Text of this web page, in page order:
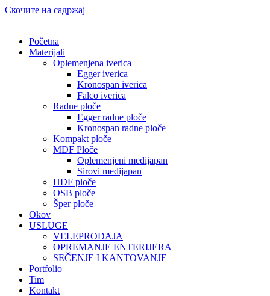
Скочите на садржај
Početna
Materijali
Oplemenjena iverica
Egger iverica
Kronospan iverica
Falco iverica
Radne ploče
Egger radne ploče
Kronospan radne ploče
Kompakt ploče
MDF Ploče
Oplemenjeni medijapan
Sirovi medijapan
HDF ploče
OSB ploče
Šper ploče
Okov
USLUGE
VELEPRODAJA
OPREMANJE ENTERIJERA
SEČENJE I KANTOVANJE
Portfolio
Tim
Kontakt